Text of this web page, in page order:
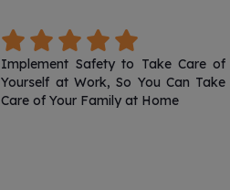
Implement Safety to Take Care of
Yourself at Work, So You Can Take
Care of Your Family at Home